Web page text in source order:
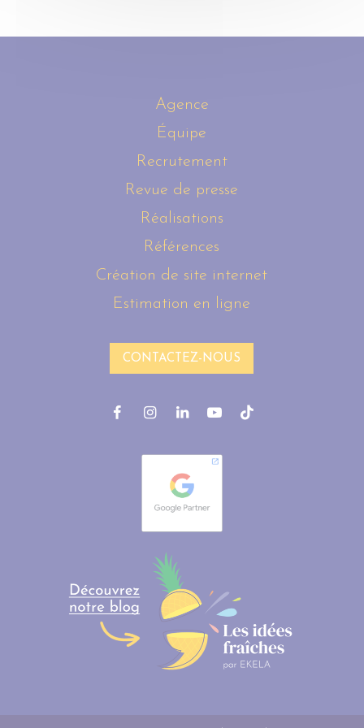
Agence
Équipe
Recrutement
Revue de presse
Réalisations
Références
Création de site internet
Estimation en ligne
CONTACTEZ-NOUS